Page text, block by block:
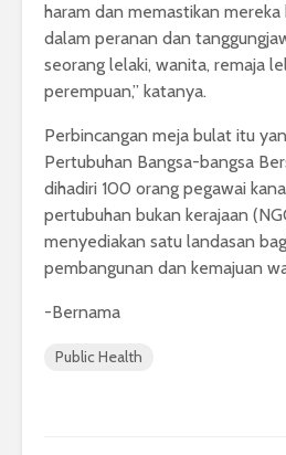
haram dan memastikan
dalam peranan dan
seorang lelaki, wanita, remaja
perempuan,” katanya.
Perbincangan meja bulat itu
Pertubuhan Bangsa-bangsa
dihadiri 100 orang pegawai
pertubuhan bukan kerajaan
menyediakan satu landasan
pembangunan dan kemajuan
-Bernama
Public Health